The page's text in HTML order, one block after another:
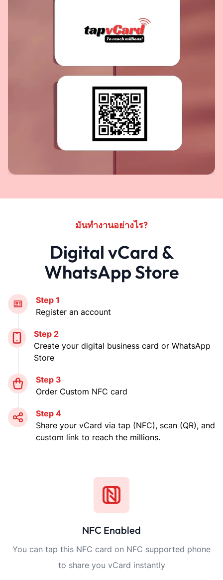
มันทำงานอย่างไร?
Digital vCard &
WhatsApp Store
Step 1
Register an account
Step 2
Create your digital business card or WhatsApp
Store
Step 3
Order Custom NFC card
Step 4
Share your vCard via tap (NFC), scan (QR), and
custom link to reach the millions.
NFC Enabled
You can tap this NFC card on NFC supported phone
to share you vCard instantly